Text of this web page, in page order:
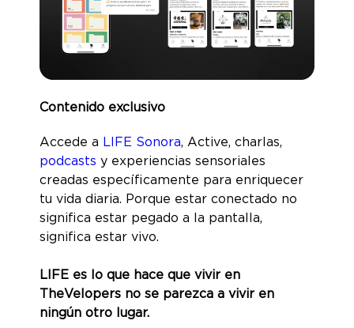
Contenido exclusivo
Accede a LIFE Sonora, Active, charlas,
podcasts y experiencias sensoriales
creadas específicamente para enriquecer
tu vida diaria. Porque estar conectado no
significa estar pegado a la pantalla,
significa estar vivo.
LIFE es lo que hace que vivir en
TheVelopers no se parezca a vivir en
ningún otro lugar.